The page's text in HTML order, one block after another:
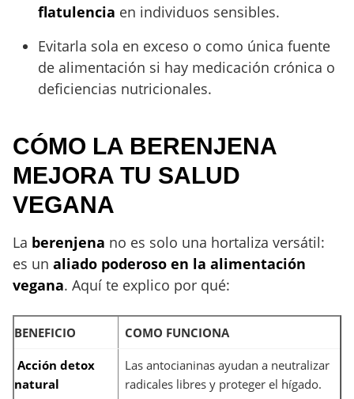
flatulencia en individuos sensibles.
Evitarla sola en exceso o como única fuente
de alimentación si hay medicación crónica o
deficiencias nutricionales.
CÓMO LA BERENJENA
MEJORA TU SALUD
VEGANA
La berenjena no es solo una hortaliza versátil:
es un aliado poderoso en la alimentación
vegana. Aquí te explico por qué:
BENEFICIO COMO FUNCIONA
Acción detox
natural
Las antocianinas ayudan a neutralizar
radicales libres y proteger el hígado.